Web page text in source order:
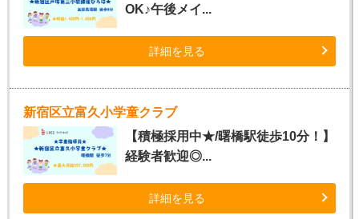
OK♪午後メイ...
詳細を見る
新宿区立富久小学童クラブ
【積極採用中★/曙橋駅徒歩10分！】
経験者歓迎◎...
詳細を見る